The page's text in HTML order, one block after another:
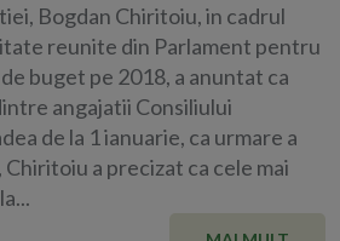
Bogdan Chiritoiu, in cadrul
reunite din Parlament pentru
buget pe 2018, a anuntat ca
angajatii Consiliului
de la 1 ianuarie, ca urmare a
a precizat ca cele mai